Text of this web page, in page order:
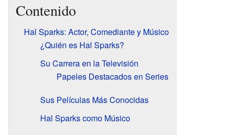
Contenido
Hal Sparks: Actor, Comediante y Músico
¿Quién es Hal Sparks?
Su Carrera en la Televisión
Papeles Destacados en Series
Sus Películas Más Conocidas
Hal Sparks como Músico